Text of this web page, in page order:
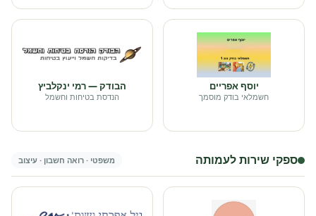
יוסף אפריים
חשמלאי בודק מוסמך
הבודק — רמי ינקלביץ
הנדסת בטיחות וחשמל
ספקי שירות לעמותה משפטי · רואה חשבון · עיצוב